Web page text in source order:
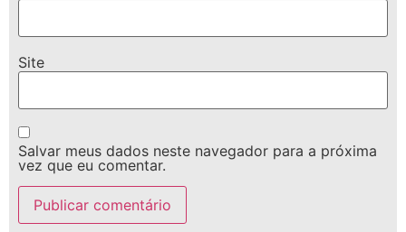
Site
Salvar meus dados neste navegador para a próxima
vez que eu comentar.